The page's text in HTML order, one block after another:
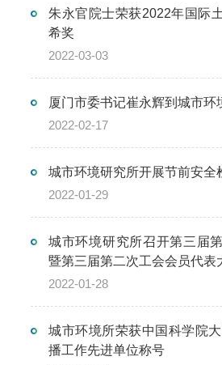
朱永官院士荣获2022年国际
希奖
2022-03-03
厦门市委书记崔永辉到城市环
2022-02-17
城市环境研究所开展节前安全
2022-01-29
城市环境研究所召开第三届
暨第三届第二次工会会员代表
2022-01-28
城市环境所荣获中国科学院
播工作先进单位称号